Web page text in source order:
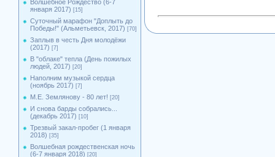
Волшебное Рождество (6-7
января 2017) [15]
Суточный марафон "Доплыть до
Победы!" (Альметьевск, 2017) [70]
Заплыв в честь Дня молодёжи
(2017) [7]
В "облаке" тепла (День пожилых
людей, 2017) [20]
Наполним музыкой сердца
(ноябрь 2017) [7]
М.Е. Землянову - 80 лет! [20]
И снова барды собрались...
(декабрь 2017) [10]
Трезвый закал-пробег (1 января
2018) [35]
Волшебная рождественская ночь
(6-7 января 2018) [20]